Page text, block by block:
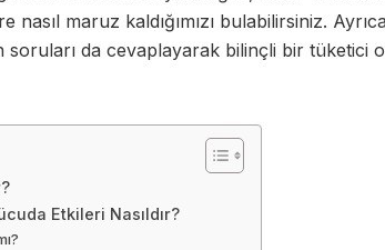
maruz kaldığımızı bulabilirsiniz.
soruları da cevaplayarak bilinçli bir tüketici
Etkileri Nasıldır?